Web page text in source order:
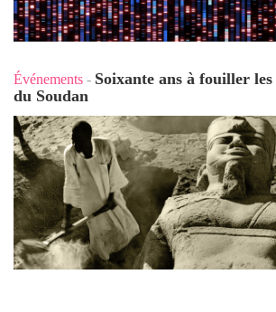
Événements - Soixante ans à fouiller les
du Soudan